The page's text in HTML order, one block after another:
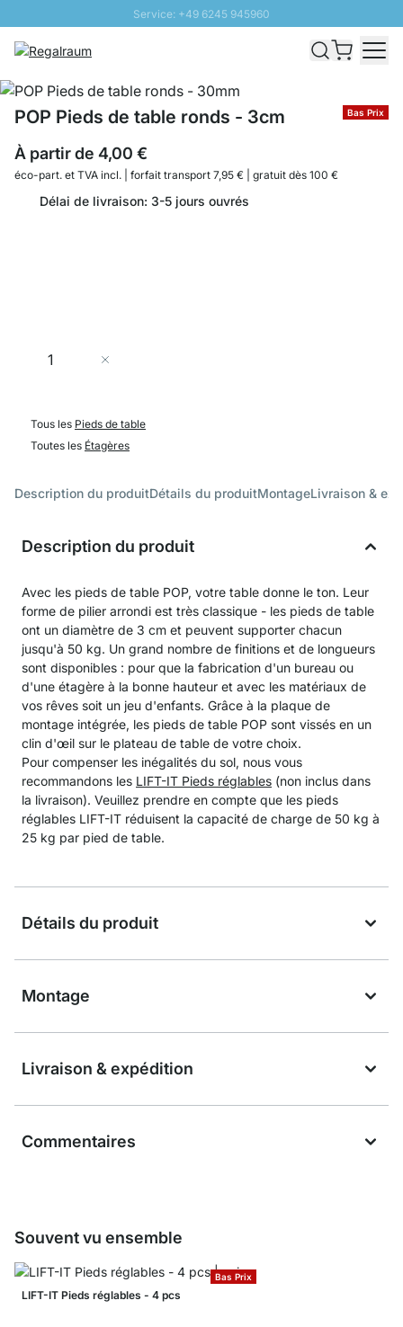
Service: +49 6245 945960
Livraison rapide - Livraison gratuite dès 100€
PROMO SOLEIL: Jusqu'à 20% de remise
Bas Prix
POP Pieds de table ronds - 3cm
À partir de 4,00 €
éco-part. et TVA incl. | forfait transport 7,95 € | gratuit dès 100 €
Délai de livraison: 3-5 jours ouvrés
Quantité
Tous les Pieds de table
Toutes les Étagères
Description du produitDétails du produitMontageLivraison &
Description du produit
Avec les pieds de table POP, votre table donne le ton. Leur
forme de pilier arrondi est très classique - les pieds de table
ont un diamètre de 3 cm et peuvent supporter chacun
jusqu'à 50 kg. Un grand nombre de finitions et de longueurs
sont disponibles : pour que la fabrication d'un bureau ou
d'une étagère à la bonne hauteur et avec les matériaux de
vos rêves soit un jeu d'enfants. Grâce à la plaque de
montage intégrée, les pieds de table POP sont vissés en un
clin d'œil sur le plateau de table de votre choix.
Pour compenser les inégalités du sol, nous vous
recommandons les LIFT-IT Pieds réglables (non inclus dans
la livraison). Veuillez prendre en compte que les pieds
réglables LIFT-IT réduisent la capacité de charge de 50 kg à
25 kg par pied de table.
Détails du produit
Montage
Livraison & expédition
Commentaires
Souvent vu ensemble
Bas Prix
LIFT-IT Pieds réglables - 4 pcs